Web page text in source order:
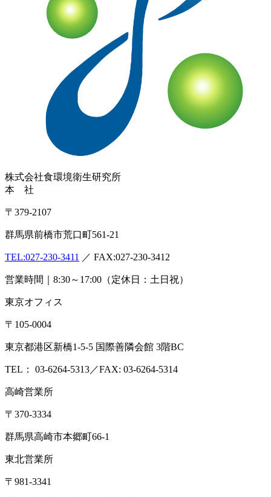
株式会社食環境衛生研究所
本 社
〒379-2107
群馬県前橋市荒口町561-21
TEL:027-230-3411 ／ FAX:027-230-3412
営業時間｜8:30～17:00（定休日：土日祝）
東京オフィス
〒105-0004
東京都港区新橋1-5-5 国際善隣会館 3階BC
TEL： 03-6264-5313／FAX: 03-6264-5314
高崎営業所
〒370-3334
群馬県高崎市本郷町66-1
東北営業所
〒981-3341